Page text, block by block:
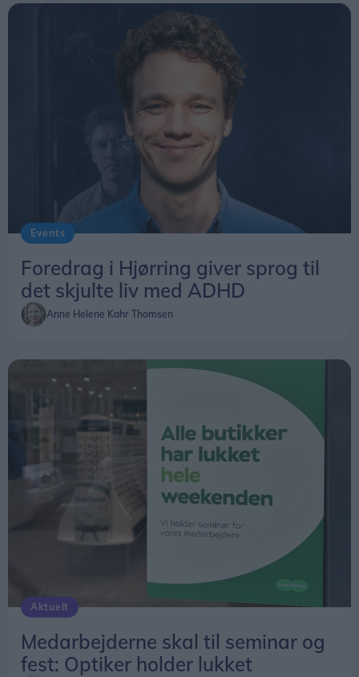
Events
Foredrag i Hjørring giver sprog til
det skjulte liv med ADHD
Anne Helene Kahr Thomsen
Aktuelt
Medarbejderne skal til seminar og
fest: Optiker holder lukket